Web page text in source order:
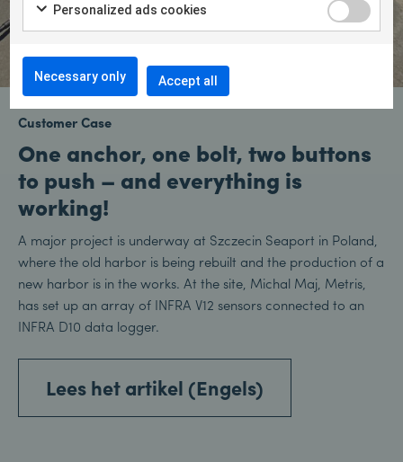
Customer Case
One anchor, one bolt, two buttons
to push – and everything is
working!
A major project is underway at Szczecin Seaport in Poland,
where the old harbor is being rebuilt and the production of a
new harbor is in the works. At the site, Michal Maj, Metris,
has set up an array of INFRA V12 sensors connected to an
INFRA D10 data logger.
Lees het artikel (Engels)
Personalized ads cookies
Necessary only Accept all